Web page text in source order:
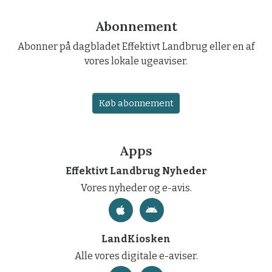
Abonnement
Abonner på dagbladet Effektivt Landbrug eller en af
vores lokale ugeaviser.
Køb abonnement
Apps
Effektivt Landbrug Nyheder
Vores nyheder og e-avis.
LandKiosken
Alle vores digitale e-aviser.